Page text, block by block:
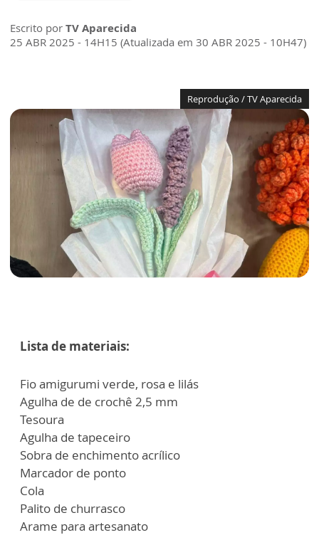
Escrito por TV Aparecida
25 ABR 2025 - 14H15 (Atualizada em 30 ABR 2025 - 10H47)
Reprodução / TV Aparecida
Lista de materiais:
Fio amigurumi verde, rosa e lilás
Agulha de de crochê 2,5 mm
Tesoura
Agulha de tapeceiro
Sobra de enchimento acrílico
Marcador de ponto
Cola
Palito de churrasco
Arame para artesanato